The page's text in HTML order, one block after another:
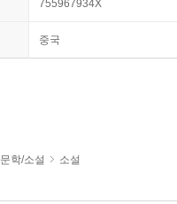
755967934X
중국
문학/소설 소설